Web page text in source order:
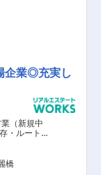
企業◎充実し
（新規中
・ルートセ
営業・パー
営業 その他
橋